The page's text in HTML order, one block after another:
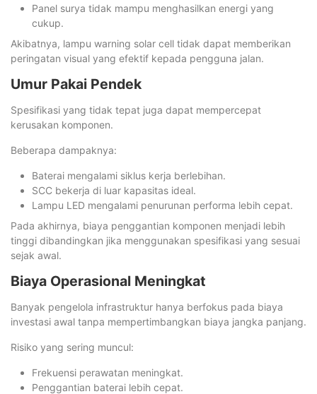
Panel surya tidak mampu menghasilkan energi yang
cukup.
Akibatnya, lampu warning solar cell tidak dapat memberikan
peringatan visual yang efektif kepada pengguna jalan.
Umur Pakai Pendek
Spesifikasi yang tidak tepat juga dapat mempercepat
kerusakan komponen.
Beberapa dampaknya:
Baterai mengalami siklus kerja berlebihan.
SCC bekerja di luar kapasitas ideal.
Lampu LED mengalami penurunan performa lebih cepat.
Pada akhirnya, biaya penggantian komponen menjadi lebih
tinggi dibandingkan jika menggunakan spesifikasi yang sesuai
sejak awal.
Biaya Operasional Meningkat
Banyak pengelola infrastruktur hanya berfokus pada biaya
investasi awal tanpa mempertimbangkan biaya jangka panjang.
Risiko yang sering muncul:
Frekuensi perawatan meningkat.
Penggantian baterai lebih cepat.